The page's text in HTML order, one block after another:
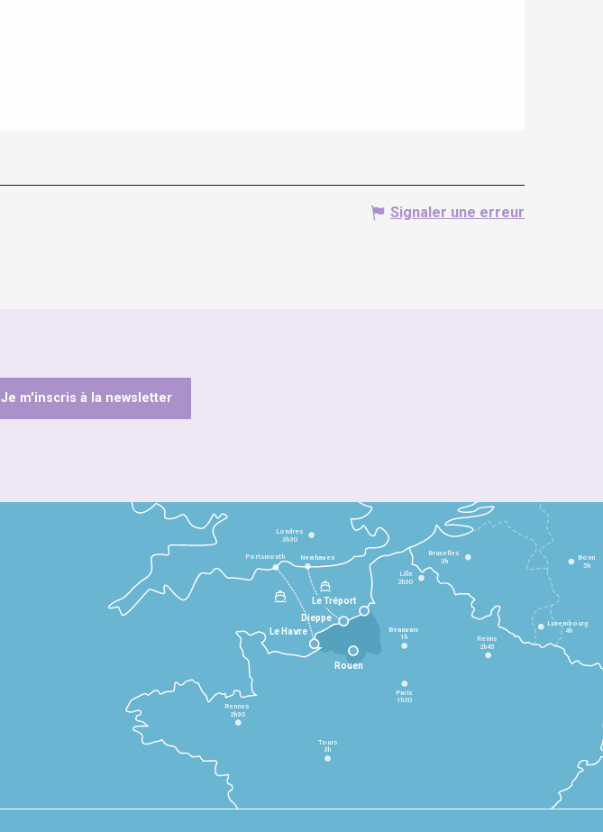
Signaler une erreur
Je m'inscris à la newsletter
Le Havre
Dieppe
Le Tréport
Rennes
2h30
Tours
3h
Paris
1h30
Beauvais
1h Reims
2h45
Lille
2h30
Bruxelles
3h
Londres
3h30
Newhaven
Portsmouth Bonn
5h
Luxembourg
4h
Rouen